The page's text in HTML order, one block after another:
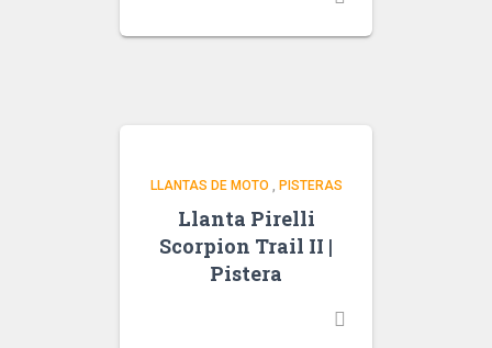
LLANTAS DE MOTO, PISTERAS
Llanta Pirelli
Scorpion Trail II |
Pistera